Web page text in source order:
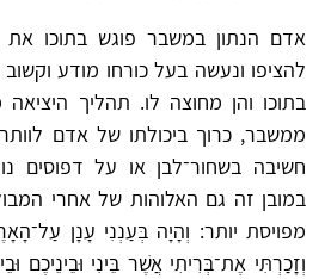
אדם הנתון במשבר פוגש בתוכו את
להציפו ונעשה בעל כורחו מודע
בתוכו והן מחוצה לו. תהליך היציאה
ממשבר, כרוך ביכולתו של אדם
חשיבה בשחור־לבן או על דפוסים
במובן זה גם האלוהות של אחרי
מפויסת יותר: וְהָיָה בְּעַנְנִי עָנָן
וְזָכַרְתִּי אֶת־בְּרִיתִי אֲשֶׁר בֵּינִי וּבֵינֵיכֶם